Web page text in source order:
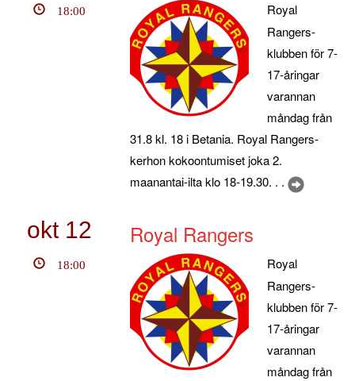
18:00
Royal
Rangers-
klubben för 7-
17-åringar
varannan
måndag från
31.8 kl. 18 i Betania. Royal Rangers-
kerhon kokoontumiset joka 2.
maanantai-ilta klo 18-19.30. . .
okt 12
18:00
Royal Rangers
Royal
Rangers-
klubben för 7-
17-åringar
varannan
måndag från